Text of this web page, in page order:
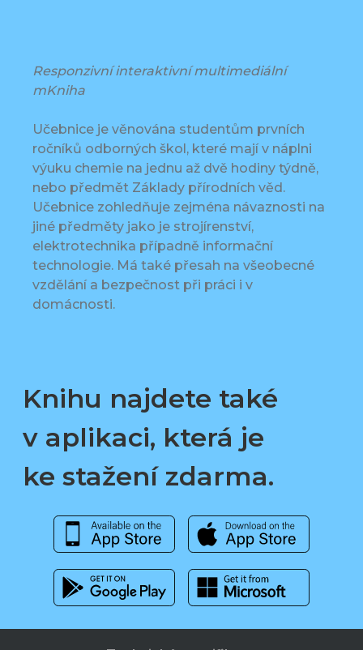
Responzivní interaktivní multimediální
mKniha
Učebnice je věnována studentům prvních
ročníků odborných škol, které mají v náplni
výuku chemie na jednu až dvě hodiny týdně,
nebo předmět Základy přírodních věd.
Učebnice zohledňuje zejména návaznosti na
jiné předměty jako je strojírenství,
elektrotechnika případně informační
technologie. Má také přesah na všeobecné
vzdělání a bezpečnost při práci i v
domácnosti.
Knihu najdete také
v aplikaci, která je
ke stažení zdarma.